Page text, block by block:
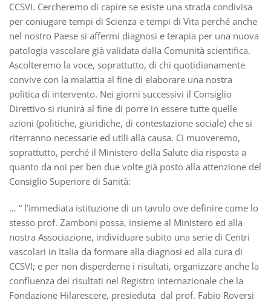
CCSVI. Cercheremo di capire se esiste una strada condivisa
per coniugare tempi di Scienza e tempi di Vita perché anche
nel nostro Paese si affermi diagnosi e terapia per una nuova
patologia vascolare già validata dalla Comunità scientifica.
Ascolteremo la voce, soprattutto, di chi quotidianamente
convive con la malattia al fine di elaborare una nostra
politica di intervento. Nei giorni successivi il Consiglio
Direttivo si riunirà al fine di porre in essere tutte quelle
azioni (politiche, giuridiche, di contestazione sociale) che si
riterranno necessarie ed utili alla causa. Ci muoveremo,
soprattutto, perché il Ministero della Salute dia risposta a
quanto da noi per ben due volte già posto alla attenzione del
Consiglio Superiore di Sanità:
… “ l’immediata istituzione di un tavolo ove definire come lo
stesso prof. Zamboni possa, insieme al Ministero ed alla
nostra Associazione, individuare subito una serie di Centri
vascolari in Italia da formare alla diagnosi ed alla cura di
CCSVI; e per non disperderne i risultati, organizzare anche la
confluenza dei risultati nel Registro internazionale che la
Fondazione Hilarescere, presieduta dal prof. Fabio Roversi